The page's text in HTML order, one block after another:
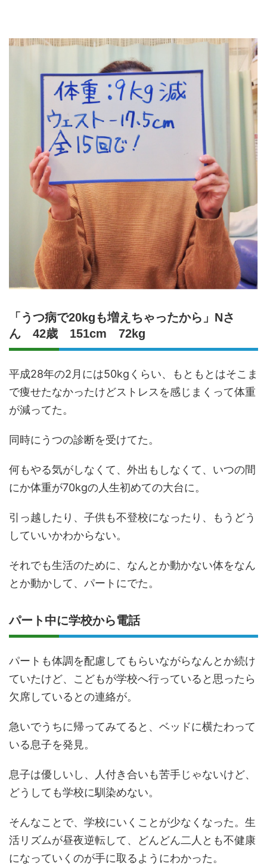
「うつ病で20kgも増えちゃったから」Nさ
ん 42歳 151cm 72kg
平成28年の2月には50kgくらい、もともとはそこま
で痩せたなかったけどストレスを感じまくって体重
が減ってた。
同時にうつの診断を受けてた。
何もやる気がしなくて、外出もしなくて、いつの間
にか体重が70kgの人生初めての大台に。
引っ越したり、子供も不登校になったり、もうどう
していいかわからない。
それでも生活のために、なんとか動かない体をなん
とか動かして、パートにでた。
パート中に学校から電話
パートも体調を配慮してもらいながらなんとか続け
ていたけど、こどもが学校へ行っていると思ったら
欠席しているとの連絡が。
急いでうちに帰ってみてると、ベッドに横たわって
いる息子を発見。
息子は優しいし、人付き合いも苦手じゃないけど、
どうしても学校に馴染めない。
そんなことで、学校にいくことが少なくなった。生
活リズムが昼夜逆転して、どんどん二人とも不健康
になっていくのが手に取るようにわかった。